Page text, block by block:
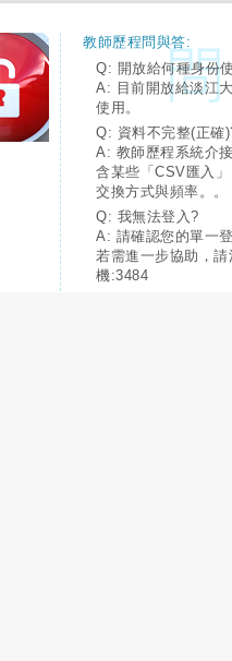
教師歷程問與答:
Q: 開放給何種身份
A: 目前開放給淡江
使用。
Q: 資料不完整(正確
A: 教師歷程系統介
含某些「CSV匯入
交換方式與頻率。。
Q: 我無法登入?
A: 請確認您的單一
若需進一步協助，
機:3484